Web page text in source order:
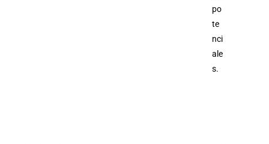
po
te
nci
ale
s.